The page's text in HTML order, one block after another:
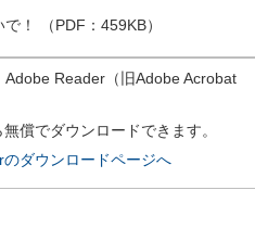
！ （PDF：459KB）
Reader（旧Adobe Acrobat
償でダウンロードできます。
ダウンロードページへ